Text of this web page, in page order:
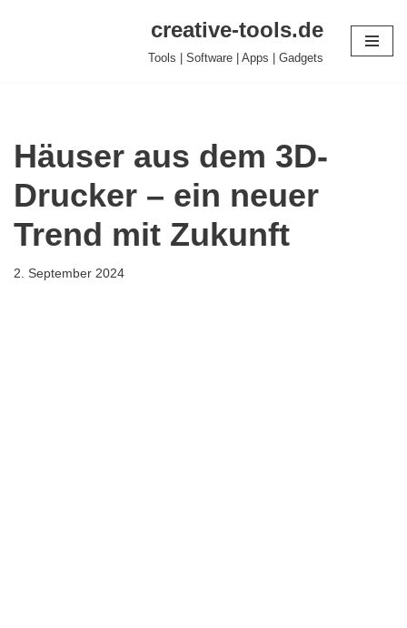
creative-tools.de
Tools | Software | Apps | Gadgets
Häuser aus dem 3D-
Drucker – ein neuer
Trend mit Zukunft
2. September 2024